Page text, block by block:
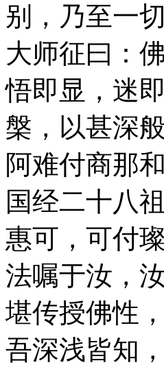
别，乃至一
大师征曰：
悟即显，迷
槃，以甚深
阿难付商那
国经二十八
惠可，可付
法嘱于汝，
堪传授佛性
吾深浅皆知